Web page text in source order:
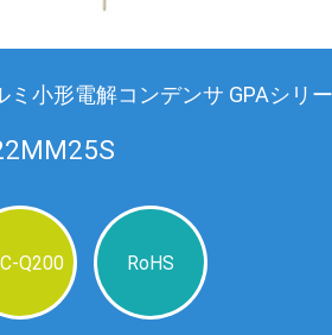
小形電解コンデンサ GPAシリー
Q200 RoHS